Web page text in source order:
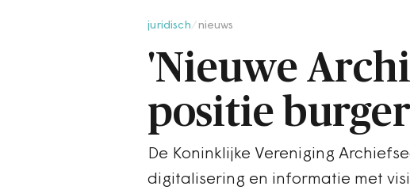
juridisch nieuws
'Nieuwe
positie
De Koninklijke Vereniging
digitalisering en informatie met